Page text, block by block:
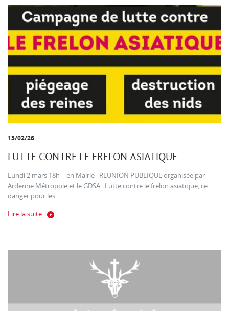
13/02/26
LUTTE CONTRE LE FRELON ASIATIQUE
Lundi 2 mars 18h – en Mairie REUNION PUBLIQUE organisée par
Ardenne Métropole et le GDSA Lutte contre le frelon asiatique, ce
danger pour les...
Lire la suite